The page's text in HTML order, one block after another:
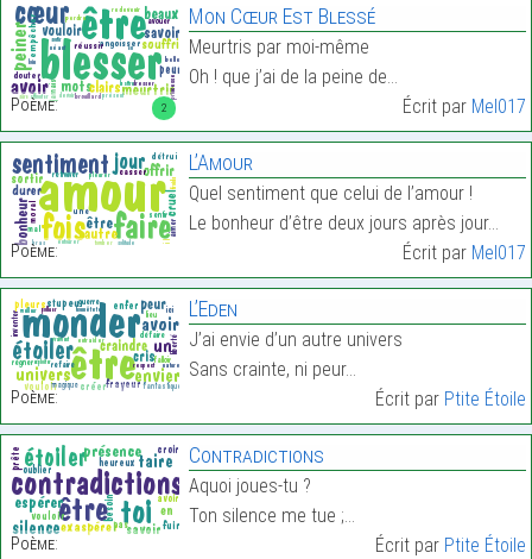
2
Poème:
Mon Cœur Est Blessé
Meurtris par moi-même
Oh ! que j’ai de la peine de…
Écrit par Mel017
Poème:
L’Amour
Quel sentiment que celui de l’amour !
Le bonheur d’être deux jours après jour…
Écrit par Mel017
Poème:
L’Eden
J’ai envie d’un autre univers
Sans crainte, ni peur…
Écrit par Ptite Étoile
Poème:
Contradictions
Aquoi joues-tu ?
Ton silence me tue ;…
Écrit par Ptite Étoile